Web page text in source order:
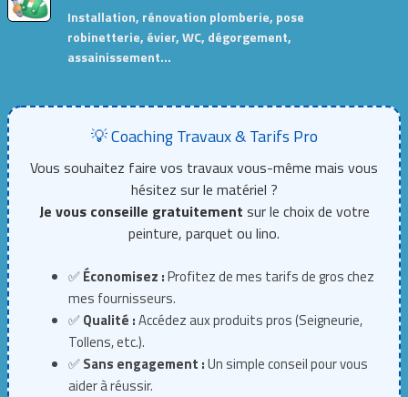
Installation, rénovation plomberie, pose
robinetterie, évier, WC, dégorgement,
assainissement…
💡 Coaching Travaux & Tarifs Pro
Vous souhaitez faire vos travaux vous-même mais vous
hésitez sur le matériel ?
Je vous conseille gratuitement sur le choix de votre
peinture, parquet ou lino.
✅Économisez :Profitez de mes tarifs de gros chez
mes fournisseurs.
✅Qualité :Accédez aux produits pros (Seigneurie,
Tollens, etc.).
✅Sans engagement :Un simple conseil pour vous
aider à réussir.